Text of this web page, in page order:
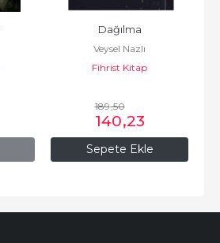
Sepete Ekle
Dağılma
Veysel Nazlı
Fihrist Kitap
189,50
140,23